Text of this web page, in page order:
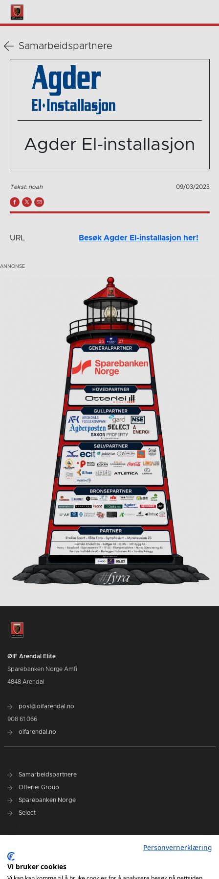
Samarbeidspartnere
Agder El-installasjon
Tekst: noah 09/03/2023
URL Besøk Agder El-installasjon her!
ØIF Arendal Elite
Sparebanken Norge Amfi
4848 Arendal
post@oifarendal.no
908 61 066
oifarendal.no
Samarbeidspartnere
Otterlei Group
Sparebanken Norge
Select
Spillerstall
Administrasjon
Personvernerklæring
Vi bruker cookies